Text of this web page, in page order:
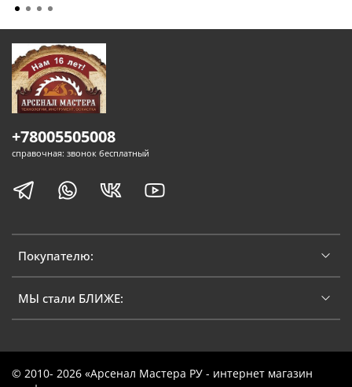
Покупателю:
МЫ стали БЛИЖЕ:
+78005505008
справочная: звонок бесплатный
© 2010- 2026 «Арсенал Мастера РУ - интернет магазин